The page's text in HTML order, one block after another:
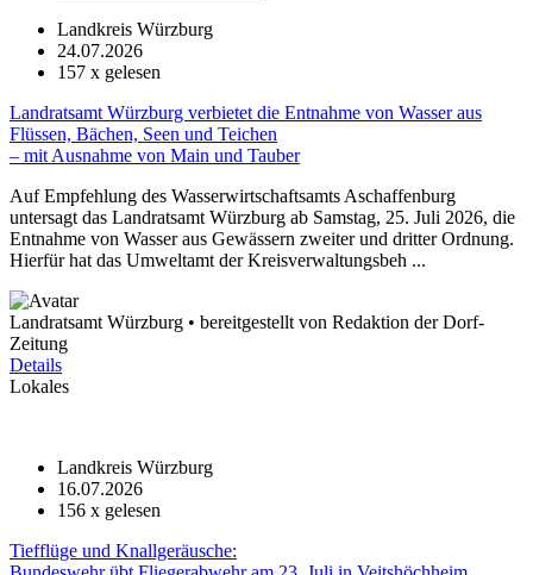
Landkreis Würzburg
24.07.2026
157 x gelesen
Landratsamt Würzburg verbietet die Entnahme von Wasser aus
Flüssen, Bächen, Seen und Teichen
– mit Ausnahme von Main und Tauber
Auf Empfehlung des Wasserwirtschaftsamts Aschaffenburg
untersagt das Landratsamt Würzburg ab Samstag, 25. Juli 2026, die
Entnahme von Wasser aus Gewässern zweiter und dritter Ordnung.
Hierfür hat das Umweltamt der Kreisverwaltungsbeh ...
Landratsamt Würzburg • bereitgestellt von Redaktion der Dorf-
Zeitung
Details
Lokales
Landkreis Würzburg
16.07.2026
156 x gelesen
Tiefflüge und Knallgeräusche: